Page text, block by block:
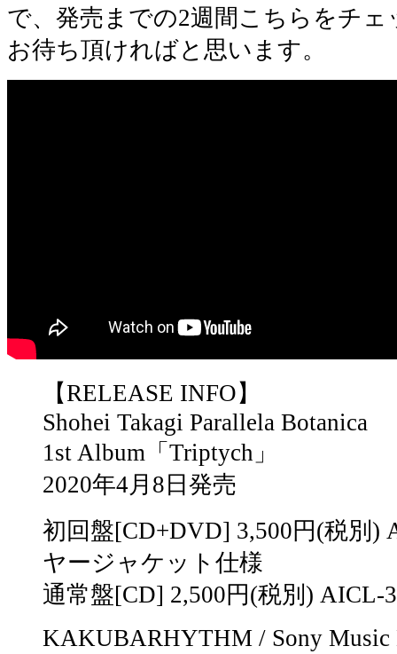
で、発売までの2週間こちらをチ
お待ち頂ければと思います。
【RELEASE INFO】
Shohei Takagi Parallela Botanica
1st Album「Triptych」
2020年4月8日発売
初回盤[CD+DVD] 3,500円(税別)
ヤージャケット仕様
通常盤[CD] 2,500円(税別) AICL-
KAKUBARHYTHM / Sony Music